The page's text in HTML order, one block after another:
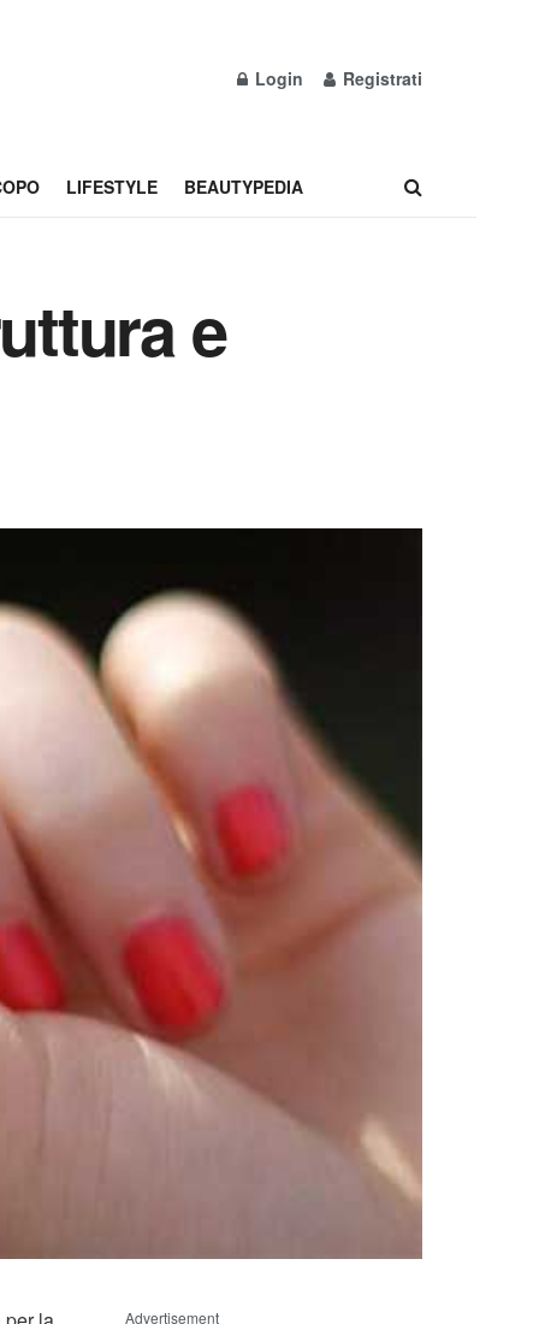
Login Registrati
LIFESTYLE BEAUTYPEDIA
e
Advertisement